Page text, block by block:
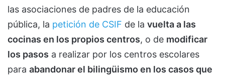
las asociaciones de padres de la educación
pública, la petición de CSIF de la vuelta a las
cocinas en los propios centros, o de modificar
los pasos a realizar por los centros escolares
para abandonar el bilingüismo en los casos que